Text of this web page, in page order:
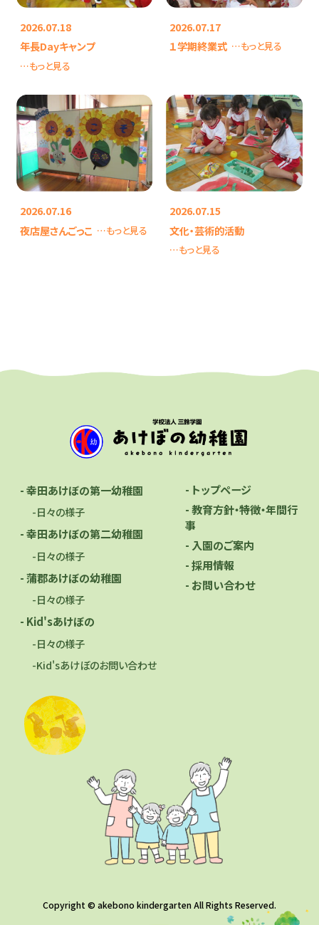
2026.07.18
年長Dayキャンプ
…もっと見る
2026.07.17
１学期終業式 …もっと見る
2026.07.16
夜店屋さんごっこ …もっと見る
2026.07.15
文化・芸術的活動
…もっと見る
- 幸田あけぼの第一幼稚園
-日々の様子
- 幸田あけぼの第二幼稚園
-日々の様子
- 蒲郡あけぼの幼稚園
-日々の様子
- Kid'sあけぼの
-日々の様子
-Kid'sあけぼのお問い合わせ
- トップページ
- 教育方針・特徴・年間行
事
- 入園のご案内
- 採用情報
- お問い合わせ
Copyright © akebono kindergarten All Rights Reserved.